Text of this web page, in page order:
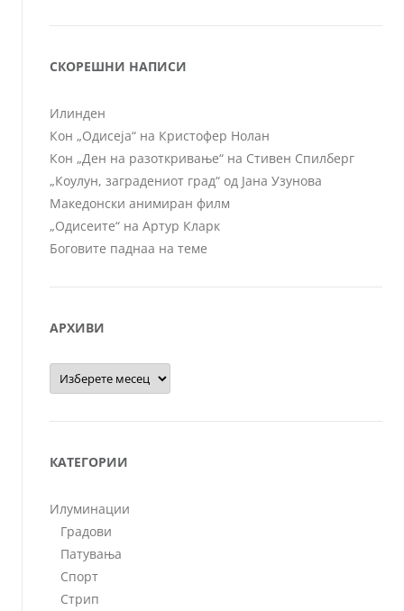
СКОРЕШНИ НАПИСИ
Илинден
Кон „Одисеја“ на Кристофер Нолан
Кон „Ден на разоткривање“ на Стивен Спилберг
„Коулун, заградениот град“ од Јана Узунова
Македонски анимиран филм
„Одисеите“ на Артур Кларк
Боговите паднаа на теме
АРХИВИ
Архиви
КАТЕГОРИИ
Илуминации
Градови
Патувања
Спорт
Стрип